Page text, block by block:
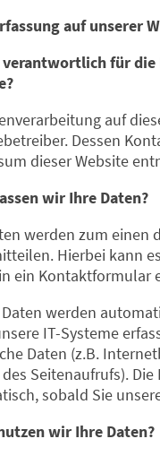
auf unserer
für die
auf
Dessen
dieser Website
wir Ihre Daten?
werden zum einen
Hierbei kann
ein Kontaktformular
werden
IT-Systeme
Daten (z.B.
Seitenaufrufs).
sobald Sie
wir Ihre Daten?